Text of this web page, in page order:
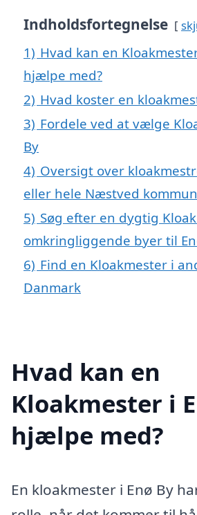
Indholdsfortegnelse
1) Hvad kan en
hjælpe med?
2) Hvad koster en
3) Fordele ved at vælge
By
4) Oversigt over
eller hele Næstved
5) Søg efter en dygtig
omkringliggende byer til
6) Find en Kloakmester i
Danmark
Hvad kan en
Kloakmester i
hjælpe med?
En kloakmester i Enø By